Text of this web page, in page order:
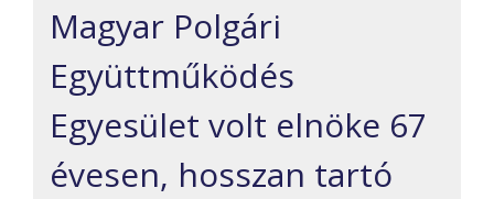
Magyar Polgári
Együttműködés
Egyesület volt elnöke 67
évesen, hosszan tartó